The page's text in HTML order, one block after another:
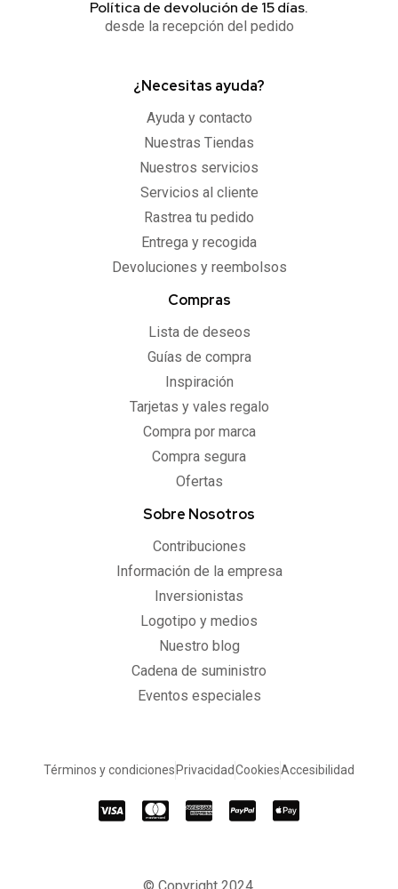
Política de devolución de 15 días.
desde la recepción del pedido
¿Necesitas ayuda?
Ayuda y contacto
Nuestras Tiendas
Nuestros servicios
Servicios al cliente
Rastrea tu pedido
Entrega y recogida
Devoluciones y reembolsos
Compras
Lista de deseos
Guías de compra
Inspiración
Tarjetas y vales regalo
Compra por marca
Compra segura
Ofertas
Sobre Nosotros
Contribuciones
Información de la empresa
Inversionistas
Logotipo y medios
Nuestro blog
Cadena de suministro
Eventos especiales
Términos y condicionesPrivacidadCookiesAccesibilidad
© Copyright 2024.